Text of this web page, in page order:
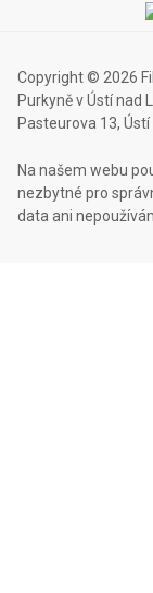
Copyright © 2026
Purkyně v Ústí nad
Pasteurova 13,
Na našem webu
nezbytné pro
data ani